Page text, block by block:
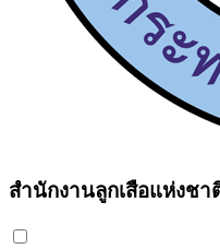
สำนักงานลูกเสือแห่งชา